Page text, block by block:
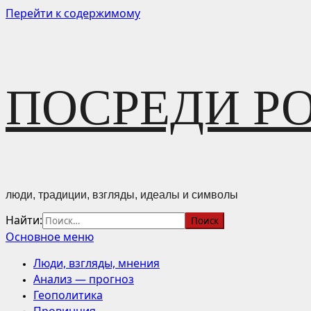
Перейти к содержимому
ПОСРЕДИ
люди, традиции, взгляды, идеалы и символы
Найти:
Основное меню
Люди, взгляды, мнения
Анализ — прогноз
Геополитика